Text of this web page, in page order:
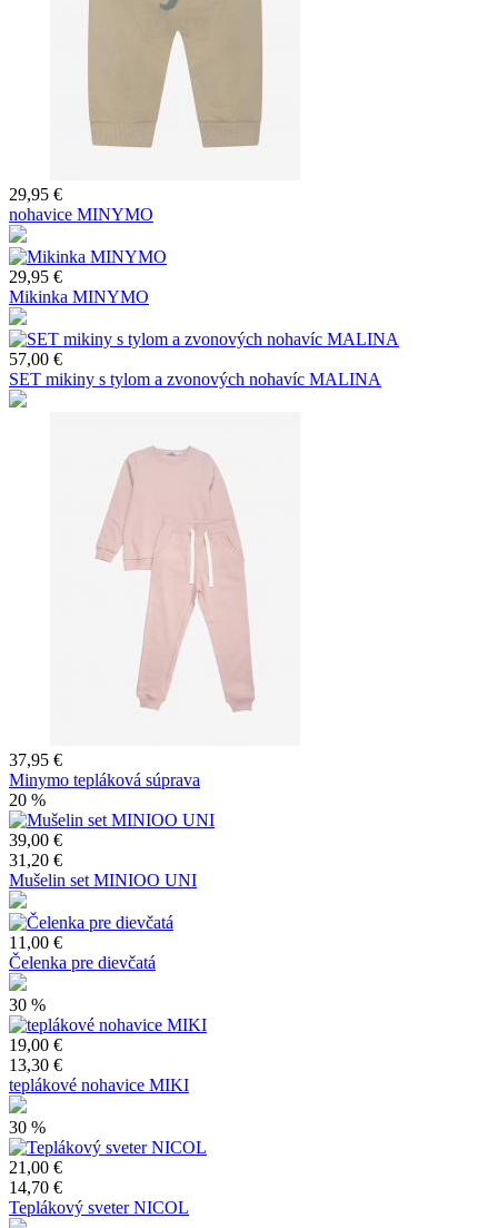
29,95 €
nohavice MINYMO
29,95 €
Mikinka MINYMO
57,00 €
SET mikiny s tylom a zvonových nohavíc MALINA
37,95 €
Minymo tepláková súprava
20 %
39,00 €
31,20 €
Mušelin set MINIOO UNI
11,00 €
Čelenka pre dievčatá
30 %
19,00 €
13,30 €
teplákové nohavice MIKI
30 %
21,00 €
14,70 €
Teplákový sveter NICOL